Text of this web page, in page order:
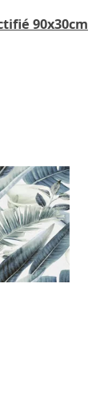
90x30cm